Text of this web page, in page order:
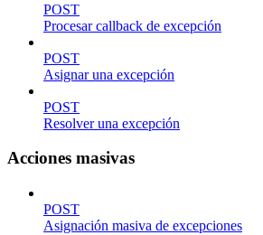
POST
Procesar callback de excepción
POST
Asignar una excepción
POST
Resolver una excepción
Acciones masivas
POST
Asignación masiva de excepciones